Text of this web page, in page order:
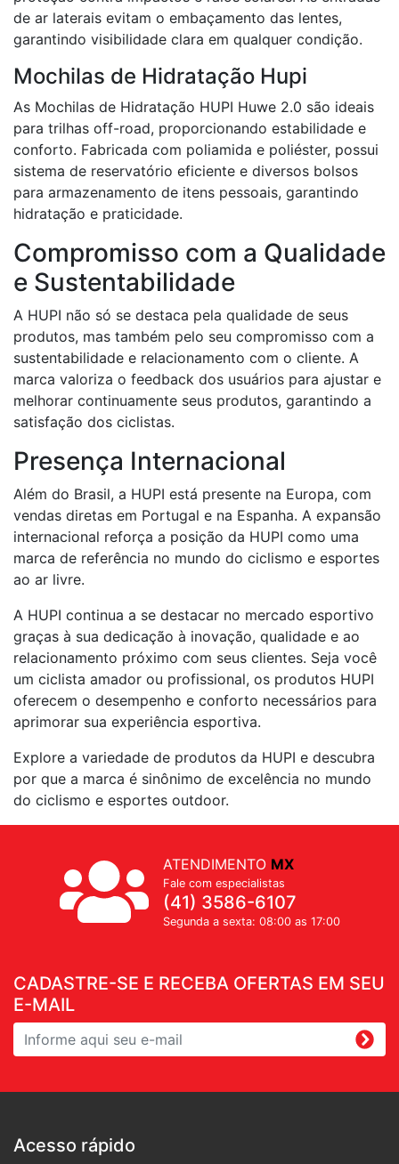
de ar laterais evitam o embaçamento das lentes,
garantindo visibilidade clara em qualquer condição.
Mochilas de Hidratação Hupi
As Mochilas de Hidratação HUPI Huwe 2.0 são ideais
para trilhas off-road, proporcionando estabilidade e
conforto. Fabricada com poliamida e poliéster, possui
sistema de reservatório eficiente e diversos bolsos
para armazenamento de itens pessoais, garantindo
hidratação e praticidade.
Compromisso com a Qualidade
e Sustentabilidade
A HUPI não só se destaca pela qualidade de seus
produtos, mas também pelo seu compromisso com a
sustentabilidade e relacionamento com o cliente. A
marca valoriza o feedback dos usuários para ajustar e
melhorar continuamente seus produtos, garantindo a
satisfação dos ciclistas.
Presença Internacional
Além do Brasil, a HUPI está presente na Europa, com
vendas diretas em Portugal e na Espanha. A expansão
internacional reforça a posição da HUPI como uma
marca de referência no mundo do ciclismo e esportes
ao ar livre.
A HUPI continua a se destacar no mercado esportivo
graças à sua dedicação à inovação, qualidade e ao
relacionamento próximo com seus clientes. Seja você
um ciclista amador ou profissional, os produtos HUPI
oferecem o desempenho e conforto necessários para
aprimorar sua experiência esportiva.
Explore a variedade de produtos da HUPI e descubra
por que a marca é sinônimo de excelência no mundo
do ciclismo e esportes outdoor.
CADASTRE-SE E RECEBA OFERTAS EM SEU
E-MAIL
ATENDIMENTO MX
Fale com especialistas
(41) 3586-6107
Segunda a sexta: 08:00 as 17:00
Acesso rápido